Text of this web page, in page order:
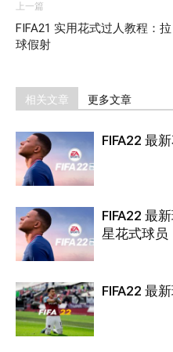
上一篇
FIFA21 实用花式过人教程：拉
球假射
相关文章 更多文章
FIFA22 最
FIFA22 最
星花式球员
FIFA22 最